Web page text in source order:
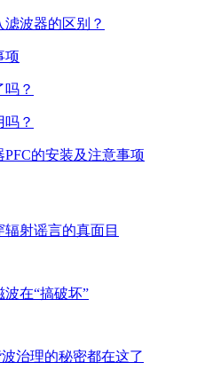
波器的区别？
项
？
？
的安装及注意事项
射谣言的真面目
在“搞破坏”
治理的秘密都在这了